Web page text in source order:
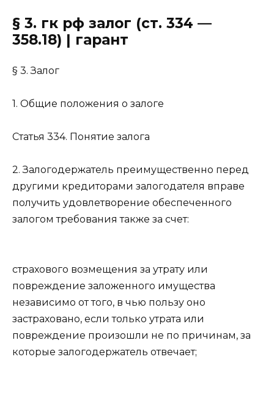
§ 3. гк рф залог (ст. 334 —
358.18) | гарант
§ 3. Залог
1. Общие положения о залоге
Статья 334. Понятие залога
2. Залогодержатель преимущественно перед
другими кредиторами залогодателя вправе
получить удовлетворение обеспеченного
залогом требования также за счет:
страхового возмещения за утрату или
повреждение заложенного имущества
независимо от того, в чью пользу оно
застраховано, если только утрата или
повреждение произошли не по причинам, за
которые залогодержатель отвечает;